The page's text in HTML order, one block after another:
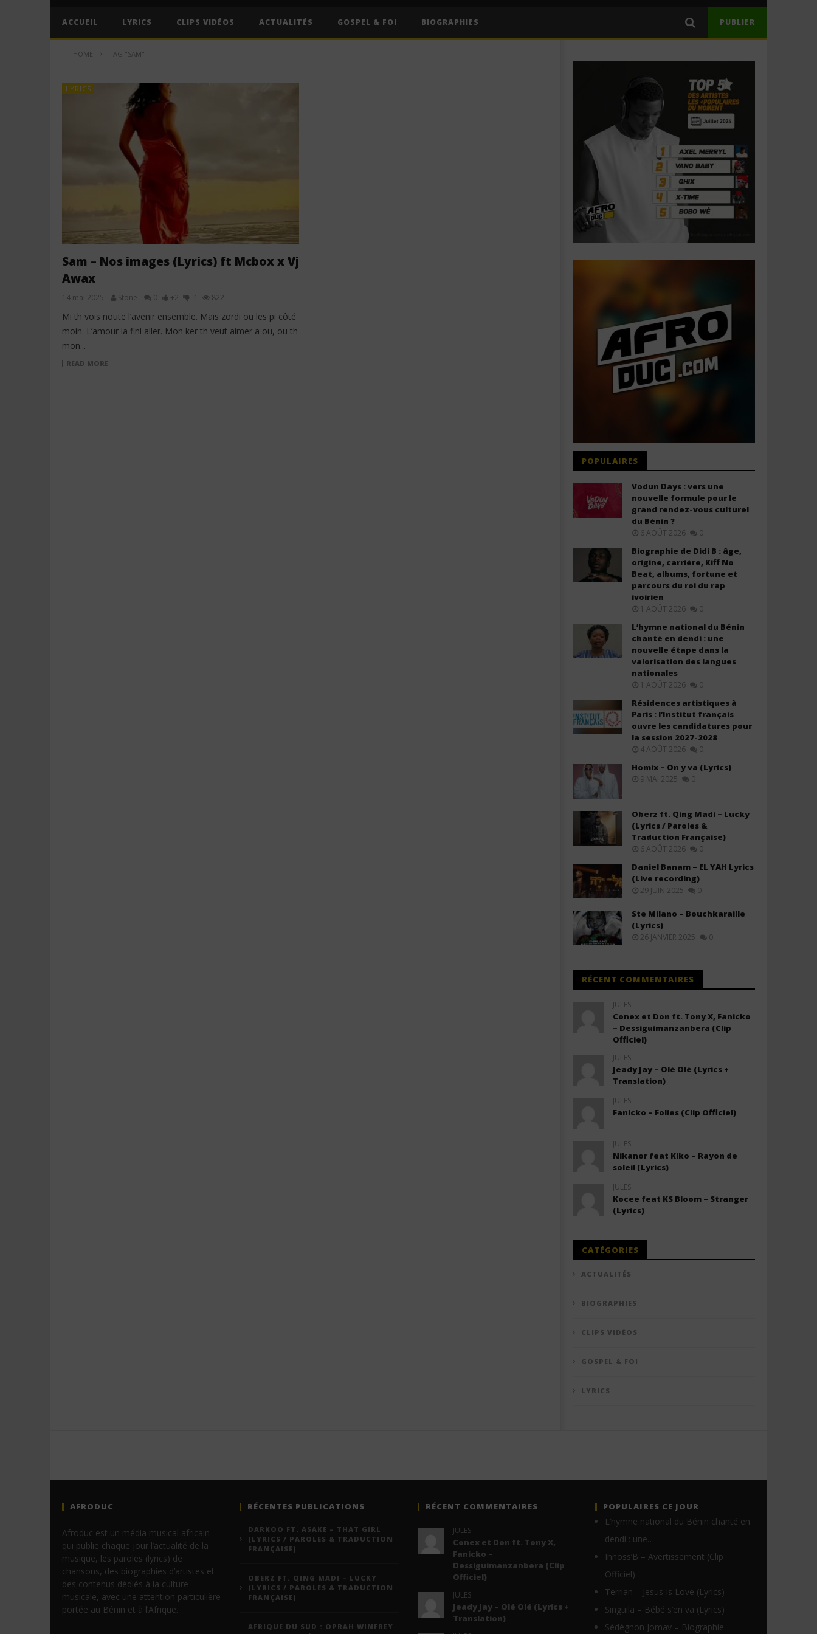
ACCUEIL LYRICS CLIPS VIDÉOS ACTUALITÉS GOSPEL & FOI BIOGRAPHIES PUBLIER
HOME TAG "SAM"
LYRICS
Sam – Nos images (Lyrics) ft Mcbox x Vj
Awax
14 mai 2025 Stone 0 +2 -1 822
Mi th vois noute l’avenir ensemble. Mais zordi ou les pi côté
moin. L’amour la fini aller. Mon ker th veut aimer a ou, ou th
mon...
READ MORE
POPULAIRES
Vodun Days : vers une
nouvelle formule pour le
grand rendez-vous culturel
du Bénin ?
6 AOÛT 2026 0
Biographie de Didi B : âge,
origine, carrière, Kiff No
Beat, albums, fortune et
parcours du roi du rap
ivoirien
1 AOÛT 2026 0
L’hymne national du Bénin
chanté en dendi : une
nouvelle étape dans la
valorisation des langues
nationales
1 AOÛT 2026 0
Résidences artistiques à
Paris : l’Institut français
ouvre les candidatures pour
la session 2027-2028
4 AOÛT 2026 0
Homix – On y va (Lyrics)
9 MAI 2025 0
Oberz ft. Qing Madi – Lucky
(Lyrics / Paroles &
Traduction Française)
6 AOÛT 2026 0
Daniel Banam – EL YAH Lyrics
(Live recording)
29 JUIN 2025 0
Ste Milano – Bouchkaraille
(Lyrics)
26 JANVIER 2025 0
RÉCENT COMMENTAIRES
JULES
Conex et Don ft. Tony X, Fanicko
– Dessiguimanzanbera (Clip
Officiel)
JULES
Jeady Jay – Olé Olé (Lyrics +
Translation)
JULES
Fanicko – Folies (Clip Officiel)
JULES
Nikanor feat Kiko – Rayon de
soleil (Lyrics)
JULES
Kocee feat KS Bloom – Stranger
(Lyrics)
CATÉGORIES
ACTUALITÉS
BIOGRAPHIES
CLIPS VIDÉOS
GOSPEL & FOI
LYRICS
AFRODUC
Afroduc est un média musical africain
qui publie chaque jour l’actualité de la
musique, les paroles (lyrics) de
chansons, des biographies d’artistes et
des contenus dédiés à la culture
musicale, avec une attention particulière
portée au Bénin et à l’Afrique.
RÉCENTES PUBLICATIONS
DARKOO FT. ASAKE – THAT GIRL
(LYRICS / PAROLES & TRADUCTION
FRANÇAISE)
OBERZ FT. QING MADI – LUCKY
(LYRICS / PAROLES & TRADUCTION
FRANÇAISE)
AFRIQUE DU SUD : OPRAH WINFREY
RÉCENT COMMENTAIRES
JULES
Conex et Don ft. Tony X,
Fanicko –
Dessiguimanzanbera (Clip
Officiel)
JULES
Jeady Jay – Olé Olé (Lyrics +
Translation)
POPULAIRES CE JOUR
L’hymne national du Bénin chanté en
dendi : une…
Innoss’B – Avertissement (Clip
Officiel)
Terrian – Jesus Is Love (Lyrics)
Singuila – Bébé s’en va (Lyrics)
Sèdégnon Jomav – Biographie